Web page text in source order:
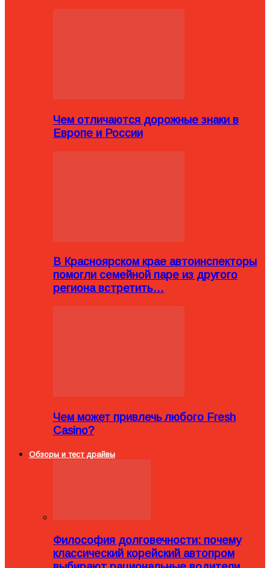
Чем отличаются дорожные знаки в
Европе и России
В Красноярском крае автоинспекторы
помогли семейной паре из другого
региона встретить…
Чем может привлечь любого Fresh
Casino?
Обзоры и тест драйвы
Философия долговечности: почему
классический корейский автопром